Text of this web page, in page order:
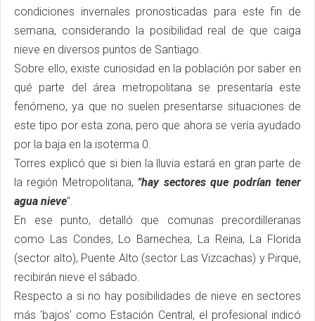
condiciones invernales pronosticadas para este fin de
semana, considerando la posibilidad real de que caiga
nieve en diversos puntos de Santiago.
Sobre ello, existe curiosidad en la población por saber en
qué parte del área metropolitana se presentaría este
fenómeno, ya que no suelen presentarse situaciones de
este tipo por esta zona, pero que ahora se vería ayudado
por la baja en la isoterma 0.
Torres explicó que si bien la lluvia estará en gran parte de
la región Metropolitana, "hay sectores que podrían tener
agua nieve".
En ese punto, detalló que comunas precordilleranas
como Las Condes, Lo Barnechea, La Reina, La Florida
(sector alto), Puente Alto (sector Las Vizcachas) y Pirque,
recibirán nieve el sábado.
Respecto a si no hay posibilidades de nieve en sectores
más 'bajos' como Estación Central, el profesional indicó